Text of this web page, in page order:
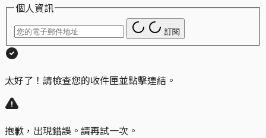
個人資訊
訂閱
太好了！請檢查您的收件匣並點擊連結。
抱歉，出現錯誤。請再試一次。